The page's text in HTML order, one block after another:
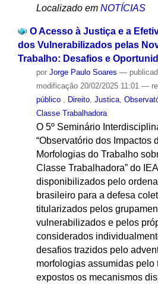
Localizado em NOTÍCIAS
O Acesso à Justiça e a
dos Vulnerabilizados pelas
Trabalho: Desafios e
por Jorge Paulo Soares —
modificação20/02/2025 11:01 —
público
Direito, Justica,
Classe Trabalhadora
O 5º Seminário
“Observatório dos Impactos
Morfologias do Trabalho
Classe Trabalhadora” do
disponibilizados pelo
brasileiro para a defesa
titularizados pelos
vulnerabilizados e pelos
considerados
desafios trazidos pelo
morfologias assumidas pelo
expostos os mecanismos